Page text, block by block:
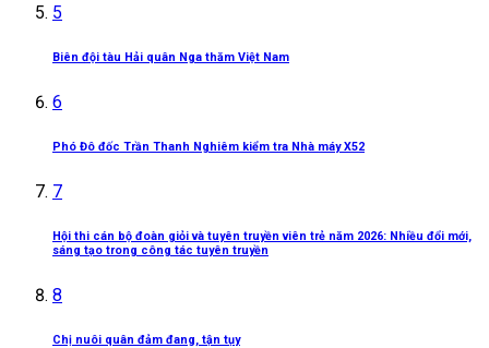
5
Biên đội tàu Hải quân Nga thăm Việt Nam
6
Phó Đô đốc Trần Thanh Nghiêm kiểm tra Nhà máy X52
7
Hội thi cán bộ đoàn giỏi và tuyên truyền viên trẻ năm 2026: Nhiều đổi mới,
sáng tạo trong công tác tuyên truyền
8
Chị nuôi quân đảm đang, tận tụy